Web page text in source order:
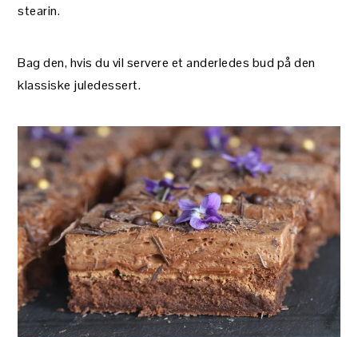
stearin.
Bag den, hvis du vil servere et anderledes bud på den
klassiske juledessert.